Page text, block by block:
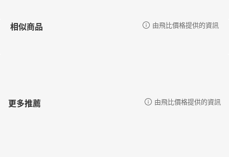
相似商品 由飛比價格提供的資訊
更多推薦 由飛比價格提供的資訊